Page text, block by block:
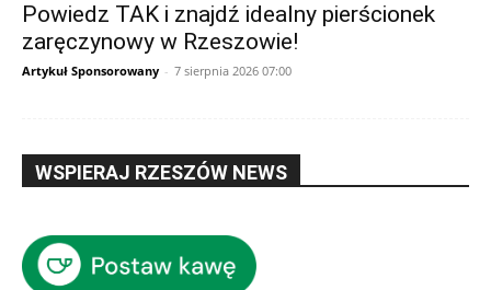
Powiedz TAK i znajdź idealny pierścionek
zaręczynowy w Rzeszowie!
Artykuł Sponsorowany - 7 sierpnia 2026 07:00
WSPIERAJ RZESZÓW NEWS